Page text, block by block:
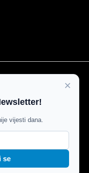
×
vijesti dana.
se